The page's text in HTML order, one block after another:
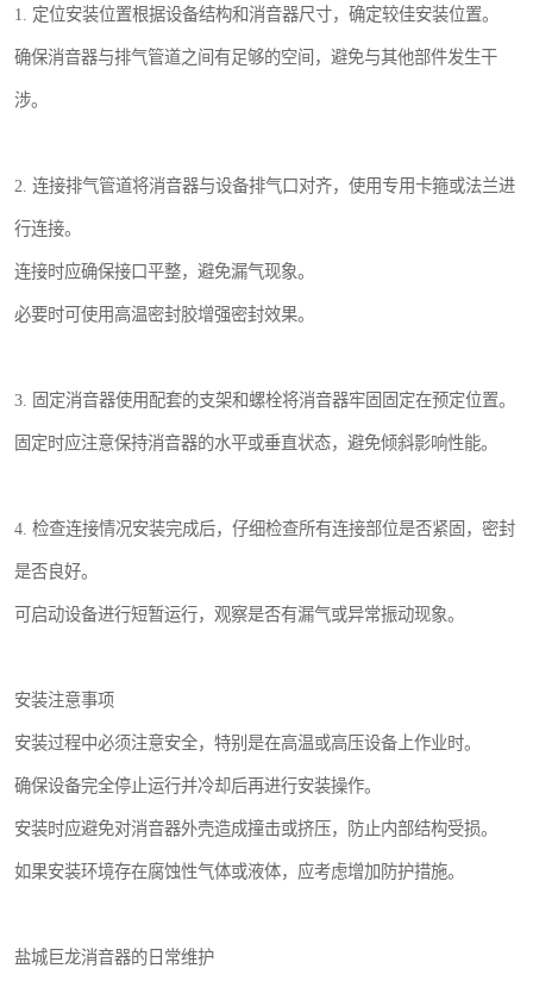
1. 定位安装位置根据设备结构和消音器尺寸，确定较佳安装位置。
确保消音器与排气管道之间有足够的空间，避免与其他部件发生干
涉。
2. 连接排气管道将消音器与设备排气口对齐，使用专用卡箍或法兰进
行连接。
连接时应确保接口平整，避免漏气现象。
必要时可使用高温密封胶增强密封效果。
3. 固定消音器使用配套的支架和螺栓将消音器牢固固定在预定位置。
固定时应注意保持消音器的水平或垂直状态，避免倾斜影响性能。
4. 检查连接情况安装完成后，仔细检查所有连接部位是否紧固，密封
是否良好。
可启动设备进行短暂运行，观察是否有漏气或异常振动现象。
安装注意事项
安装过程中必须注意安全，特别是在高温或高压设备上作业时。
确保设备完全停止运行并冷却后再进行安装操作。
安装时应避免对消音器外壳造成撞击或挤压，防止内部结构受损。
如果安装环境存在腐蚀性气体或液体，应考虑增加防护措施。
盐城巨龙消音器的日常维护